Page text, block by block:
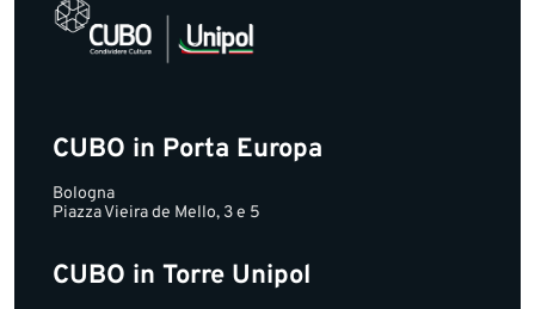
CUBO in Porta Europa
Bologna
Piazza Vieira de Mello, 3 e 5
CUBO in Torre Unipol